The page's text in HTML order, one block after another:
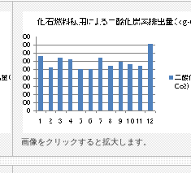
画像をクリックすると拡大します。